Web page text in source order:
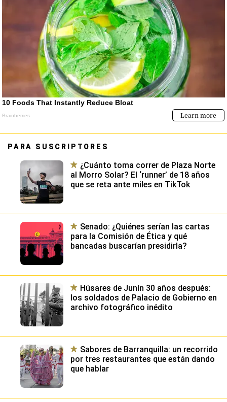
PARA SUSCRIPTORES
¿Cuánto toma correr de Plaza Norte
al Morro Solar? El ‘runner’ de 18 años
que se reta ante miles en TikTok
Senado: ¿Quiénes serían las cartas
para la Comisión de Ética y qué
bancadas buscarían presidirla?
Húsares de Junín 30 años después:
los soldados de Palacio de Gobierno en
archivo fotográfico inédito
Sabores de Barranquilla: un recorrido
por tres restaurantes que están dando
que hablar